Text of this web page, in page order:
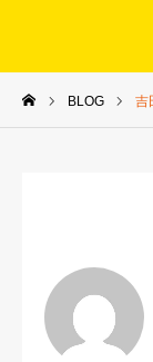
BLOG 吉
お知らせ
法人概要